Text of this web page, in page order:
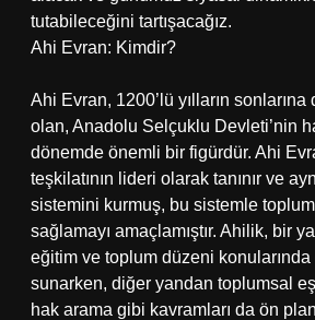
tutabileceğini tartışacağız.
Ahi Evran: Kimdir?
Ahi Evran, 1200’lü yılların sonlarına
olan, Anadolu Selçuklu Devleti’nin
dönemde önemli bir figürdür. Ahi
teşkilatının lideri olarak tanınır ve
sistemini kurmuş, bu sistemle
sağlamayı amaçlamıştır. Ahilik, bir
eğitim ve toplum düzeni
sunarken, diğer yandan toplumsal
hak arama gibi kavramları da ön